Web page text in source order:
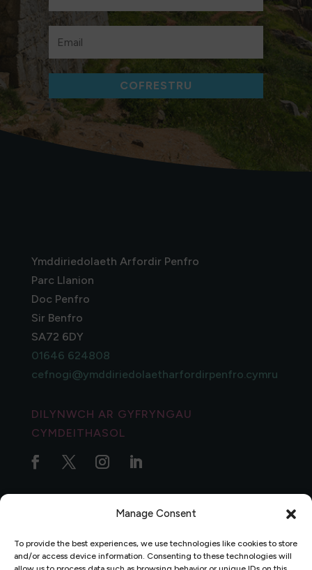
Manage Consent
To provide the best experiences, we use technologies like cookies to store
and/or access device information. Consenting to these technologies will
COFRESTRU
Ymddiriedolaeth Arfordir Penfro
Parc Llanion
Doc Penfro
Sir Benfro
SA72 6DY
01646 624808
cefnogi@ymddiriedolaetharfordirpenfro.cymru
DILYNWCH AR GYFRYNGAU
CYMDEITHASOL
Polisi Preifatrwydd|Polisi Cwynion|Data Protection